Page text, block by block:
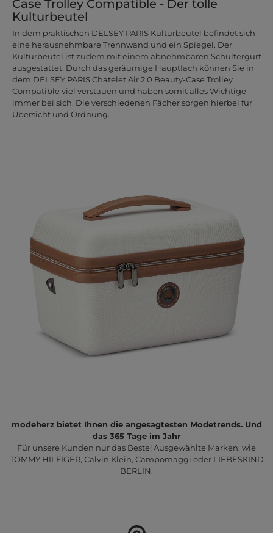
Case Trolley Compatible - Der tolle
Kulturbeutel
In dem praktischen DELSEY PARIS Kulturbeutel befindet sich
eine herausnehmbare Trennwand und ein Spiegel. Der
Kulturbeutel ist zudem mit einem abnehmbaren Schultergurt
ausgestattet. Durch das geräumige Hauptfach können Sie in
dem DELSEY PARIS Chatelet Air 2.0 Beauty-Case Trolley
Compatible viel verstauen und haben somit alles Wichtige
immer bei sich. Die verschiedenen Fächer sorgen hierbei für
Übersicht und Ordnung.
modeherz bietet Ihnen die angesagtesten Modetrends. Und
das 365 Tage im Jahr
Für unsere Kunden nur das Beste! Ausgewählte Marken, wie
TOMMY HILFIGER, Calvin Klein, Campomaggi oder LIEBESKIND
BERLIN.